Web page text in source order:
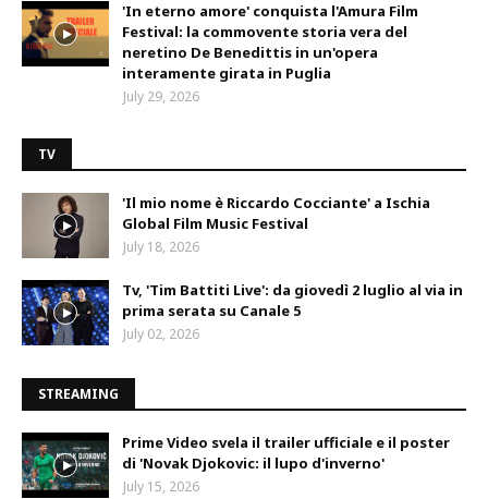
'In eterno amore' conquista l'Amura Film
Festival: la commovente storia vera del
neretino De Benedittis in un'opera
interamente girata in Puglia
July 29, 2026
TV
'Il mio nome è Riccardo Cocciante' a Ischia
Global Film Music Festival
July 18, 2026
Tv, 'Tim Battiti Live': da giovedì 2 luglio al via in
prima serata su Canale 5
July 02, 2026
STREAMING
Prime Video svela il trailer ufficiale e il poster
di 'Novak Djokovic: il lupo d'inverno'
July 15, 2026